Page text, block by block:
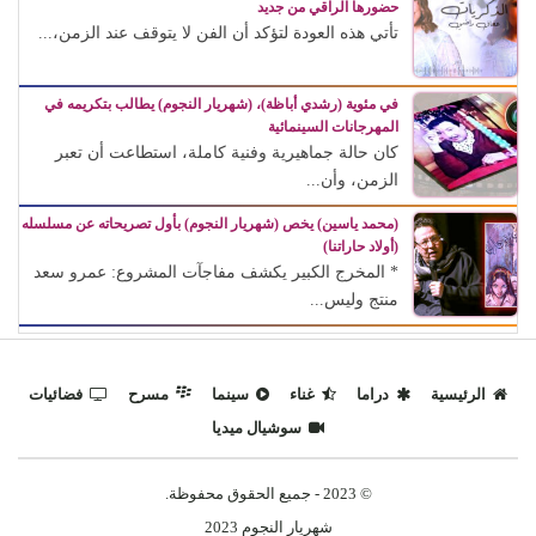
حضورها الراقي من جديد
تأتي هذه العودة لتؤكد أن الفن لا يتوقف عند الزمن،...
في مئوية (رشدي أباظة)، (شهريار النجوم) يطالب بتكريمه في
المهرجانات السينمائية
كان حالة جماهيرية وفنية كاملة، استطاعت أن تعبر
الزمن، وأن...
(محمد ياسين) يخص (شهريار النجوم) بأول تصريحاته عن مسلسله
(أولاد حاراتنا)
* المخرج الكبير يكشف مفاجآت المشروع: عمرو سعد
منتج وليس...
الرئيسية دراما غناء سينما مسرح
فضائيات
سوشيال ميديا
© 2023 - جميع الحقوق محفوظة.
شهريار النجوم 2023